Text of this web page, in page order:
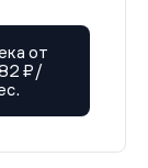
от
₽/